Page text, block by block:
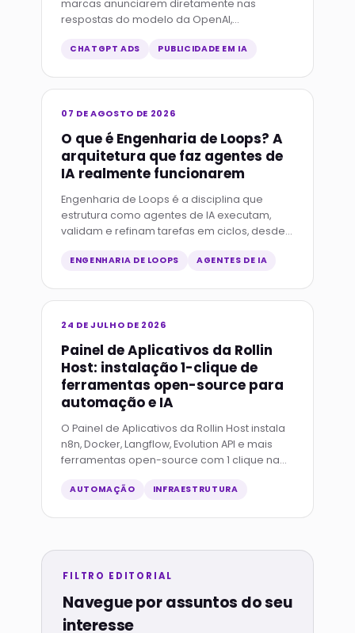
marcas anunciarem diretamente nas
respostas do modelo da OpenAI,
momento exato da busca.
CHATGPT ADS PUBLICIDADE EM IA
07 DE AGOSTO DE 2026
O que é Engenharia de Loops? A
arquitetura que faz agentes de
IA realmente funcionarem
Engenharia de Loops é a disciplina que
estrutura como agentes de IA executam,
validam e refinam tarefas em ciclos, desde
sistemas que escalam autonomamente.
ENGENHARIA DE LOOPS AGENTES DE IA
24 DE JULHO DE 2026
Painel de Aplicativos da Rollin
Host: instalação 1-clique de
ferramentas open-source para
automação e IA
O Painel de Aplicativos da Rollin Host instala
n8n, Docker, Langflow, Evolution API e mais
ferramentas open-source com 1 clique na
automático.
AUTOMAÇÃO INFRAESTRUTURA
FILTRO EDITORIAL
Navegue por assuntos do seu
interesse